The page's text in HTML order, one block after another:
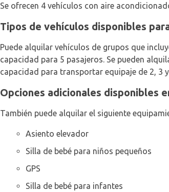
Se ofrecen 4 vehículos con aire
Tipos de vehículos disponibles
Puede alquilar vehículos de grupos que
capacidad para 5 pasajeros. Se pueden
capacidad para transportar equipaje de 2, 3
Opciones adicionales disponibles
También puede alquilar el siguiente
Asiento elevador
Silla de bebé para niños pequeños
GPS
Silla de bebé para infantes